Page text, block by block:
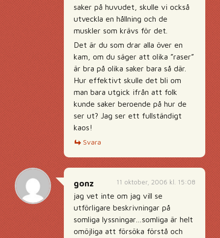
saker på huvudet, skulle vi också
utveckla en hållning och de
muskler som krävs för det.
Det är du som drar alla över en
kam, om du säger att olika ”raser”
är bra på olika saker bara så där.
Hur effektivt skulle det bli om
man bara utgick ifrån att folk
kunde saker beroende på hur de
ser ut? Jag ser ett fullständigt
kaos!
Svara
11 oktober, 2006 kl. 15:08
gonz
jag vet inte om jag vill se
utförligare beskrivningar på
somliga lyssningar…somliga är helt
omöjliga att försöka förstå och